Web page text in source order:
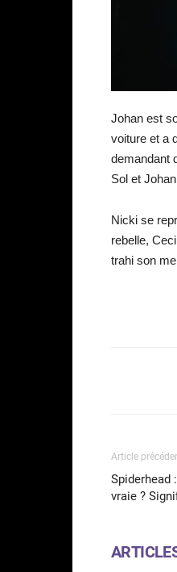
Johan est
voiture et a
demandant
Sol et
Nicki se
rebelle,
trahi son
Article
Spiderhead
vraie ?